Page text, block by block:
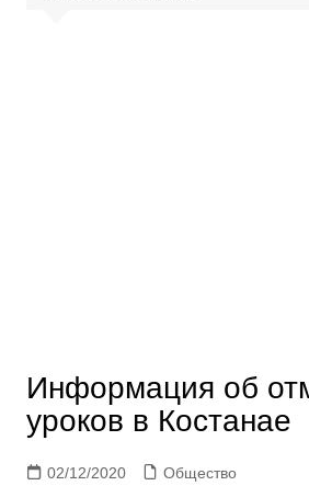
Информация об
уроков в Костанае
02/12/2020 Общество